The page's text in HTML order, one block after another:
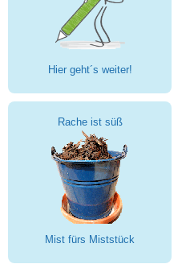
Hier geht´s weiter!
Rache ist süß
Mist fürs Miststück